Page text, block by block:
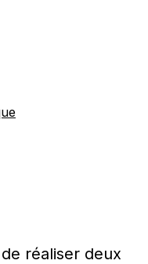
réaliser deux